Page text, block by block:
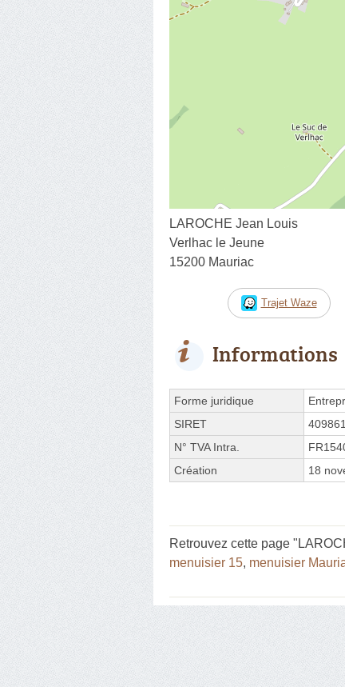
LAROCHE Jean Louis
Verlhac le Jeune
15200 Mauriac
Trajet Waze
Informations
Forme juridique
SIRET
N° TVA Intra.
Création
18
Retrouvez cette page
menuisier 15, menuisier